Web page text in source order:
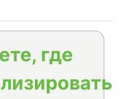
где